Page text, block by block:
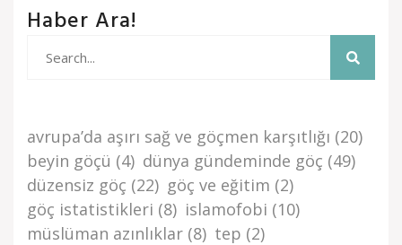
Haber Ara!
avrupa’da aşiri sağ ve göçmen karşitliği (20)
beyi̇n göçü (4) dünya gündemi̇nde göç (49)
düzensi̇z göç (22) göç ve eği̇ti̇m (2)
göç i̇stati̇sti̇kleri̇ (8) islamofobi (10)
müslüman azınlıklar (8) tep (2)